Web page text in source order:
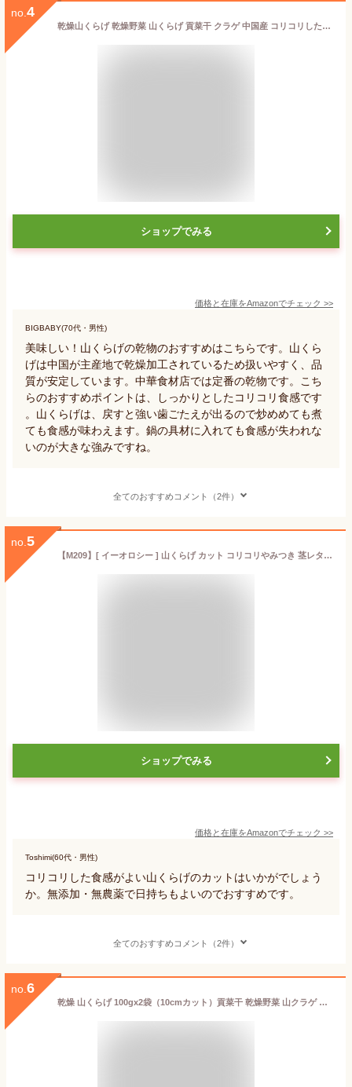
no. 4
乾燥山くらげ 乾燥野菜 山くらげ 貢菜干 クラゲ 中国産 コリコリした食感 干し野菜 漬物 中華食材 中華料理 脱水蔬菜干乾燥物 鍋の具材 炒め物や鍋などに 中華料理食材 和え物 中国火锅食材 下饭菜 农家自制干货 青梗菜 じゅんさい（250g一袋）
ショップでみる
価格と在庫をAmazonでチェック >>
BIGBABY(70代・男性)
美味しい！山くらげの乾物のおすすめはこちらです。山くら
げは中国が主産地で乾燥加工されているため扱いやすく、品
質が安定しています。中華食材店では定番の乾物です。こち
らのおすすめポイントは、しっかりとしたコリコリ食感です
。山くらげは、戻すと強い歯ごたえが出るので炒めめても煮
ても食感が味わえます。鍋の具材に入れても食感が失われな
いのが大きな強みですね。
全てのおすすめコメント（2件）
no. 5
【M209】[ イーオロシー ] 山くらげ カット コリコリやみつき 茎レタス ステムレタス 本場中国産 (500g)
ショップでみる
価格と在庫をAmazonでチェック >>
Toshimi(60代・男性)
コリコリした食感がよい山くらげのカットはいかがでしょう
か。無添加・無農薬で日持ちもよいのでおすすめです。
全てのおすすめコメント（2件）
no. 6
乾燥 山くらげ 100gx2袋（10cmカット）貢菜干 乾燥野菜 山クラゲ 贡菜干 苔菜干 中国産 コリコリした食感 干し野菜 漬物 脱水蔬菜 火鍋の具材 炒め物や鍋などに 和え物 火鍋食材 【本商品は常温便（ネコポス）で発送、商品到着後、品質保持の為、冷蔵または冷凍保存推奨】